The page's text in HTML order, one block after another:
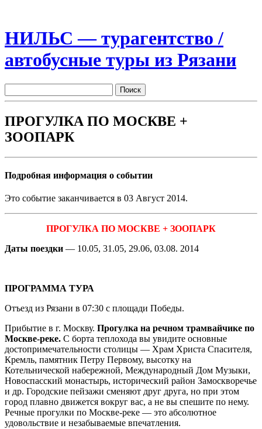
НИЛЬС — турагентство /
автобусные туры из Рязани
ПРОГУЛКА ПО МОСКВЕ +
ЗООПАРК
Подробная информация о событии
Это событие заканчивается в 03 Август 2014.
ПРОГУЛКА ПО МОСКВЕ + ЗООПАРК
Даты поездки — 10.05, 31.05, 29.06, 03.08. 2014
ПРОГРАММА ТУРА
Отъезд из Рязани в 07:30 с площади Победы.
Прибытие в г. Москву. Прогулка на речном трамвайчике по
Москве-реке. С борта теплохода вы увидите основные
достопримечательности столицы — Храм Христа Спасителя,
Кремль, памятник Петру Первому, высотку на
Котельнической набережной, Международный Дом Музыки,
Новоспасский монастырь, исторический район Замоскворечье
и др. Городские пейзажи сменяют друг друга, но при этом
город плавно движется вокруг вас, а не вы спешите по нему.
Речные прогулки по Москве-реке — это абсолютное
удовольствие и незабываемые впечатления.